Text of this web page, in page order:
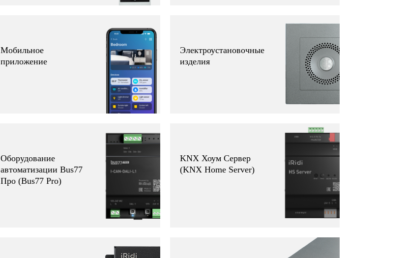
Мобильное
приложение
Электроустановочные
изделия
Оборудование
автоматизации Bus77
Про (Bus77 Pro)
KNX Хоум Сервер
(KNX Home Server)